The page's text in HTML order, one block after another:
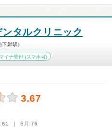
タルクリニック
郷駅）
マイナ受付 (スマホ可)
3.67
61 | 6月:76